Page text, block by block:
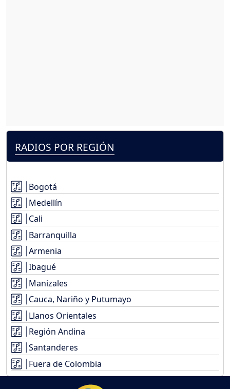
RADIOS POR REGIÓN
Bogotá
Medellín
Cali
Barranquilla
Armenia
Ibagué
Manizales
Cauca, Nariño y Putumayo
Llanos Orientales
Región Andina
Santanderes
Fuera de Colombia